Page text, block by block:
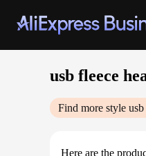
usb fleece
Find more style
Here are the